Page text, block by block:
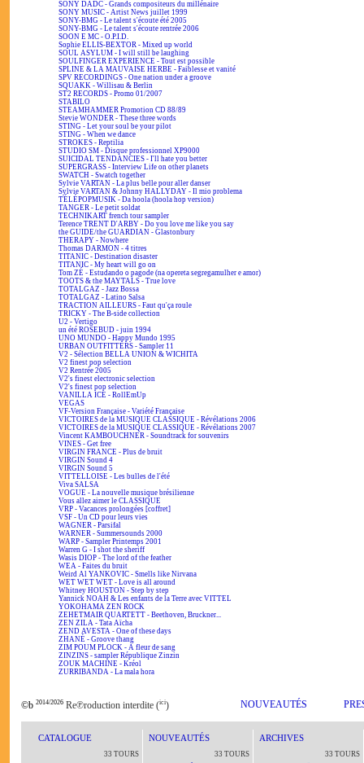
SONY DADC - Grands compositeurs du millénaire
SONY MUSIC - Artist News juillet 1999
SONY-BMG - Le talent s'écoute été 2005
SONY-BMG - Le talent s'écoute rentrée 2006
SOON E MC - O.P.I.D.
Sophie ELLIS-BEXTOR - Mixed up world
SOUL ASYLUM - I will still be laughing
SOULFINGER EXPERIENCE - Tout est possible
SPLINE & LA MAUVAISE HERBE - Faiblesse et vanité
SPV RECORDINGS - One nation under a groove
SQUAKK - Willisau & Berlin
ST2 RECORDS - Promo 01/2007
STABILO
STEAMHAMMER Promotion CD 88/89
Stevie WONDER - These three words
STING - Let your soul be your pilot
STING - When we dance
STROKES - Reptilia
STUDIO SM - Disque professionnel XP9000
SUICIDAL TENDANCIES - I'll hate you better
SUPERGRASS - Interview Life on other planets
SWATCH - Swatch together
Sylvie VARTAN - La plus belle pour aller danser
Sylvie VARTAN & Johnny HALLYDAY - Il mio problema
TÉLÉPOPMUSIK - Da hoola (hoola hop version)
TANGER - Le petit soldat
TECHNIKART french tour sampler
Terence TRENT D'ARBY - Do you love me like you say
the GUIDE/the GUARDIAN - Glastonbury
THERAPY - Nowhere
Thomas DARMON - 4 titres
TITANIC - Destination disaster
TITANIC - My heart will go on
Tom ZÉ - Estudando o pagode (na opereta segregamulher e amor)
TOOTS & the MAYTALS - True love
TOTALGAZ - Jazz Bossa
TOTALGAZ - Latino Salsa
TRACTION AILLEURS - Faut qu'ça roule
TRICKY - The B-side collection
U2 - Vertigo
un été ROSEBUD - juin 1994
UNO MUNDO - Happy Mundo 1995
URBAN OUTFITTERS - Sampler 11
V2 - Sélection BELLA UNION & WICHITA
V2 finest pop selection
V2 Rentrée 2005
V2's finest electronic selection
V2's finest pop selection
VANILLA ICE - RollEmUp
VEGAS
VF-Version Française - Variété Française
VICTOIRES de la MUSIQUE CLASSIQUE - Révélations 2006
VICTOIRES de la MUSIQUE CLASSIQUE - Révélations 2007
Vincent KAMBOUCHNER - Soundtrack for souvenirs
VINES - Get free
VIRGIN FRANCE - Plus de bruit
VIRGIN Sound 4
VIRGIN Sound 5
VITTELLOISE - Les bulles de l'été
Viva SALSA
VOGUE - La nouvelle musique brésilienne
Vous allez aimer le CLASSIQUE
VRP - Vacances prolongées [coffret]
VSF - Un CD pour leurs vies
WAGNER - Parsifal
WARNER - Summersounds 2000
WARP - Sampler Printemps 2001
Warren G - I shot the sheriff
Wasis DIOP - The lord of the feather
WEA - Faites du bruit
Weird Al YANKOVIC - Smells like Nirvana
WET WET WET - Love is all around
Whitney HOUSTON - Step by step
Yannick NOAH & Les enfants de la Terre avec VITTEL
YOKOHAMA ZEN ROCK
ZEHETMAIR QUARTETT - Beethoven, Bruckner...
ZEN ZILA - Tata Aïcha
ZEND AVESTA - One of these days
ZHANÉ - Groove thang
ZIM POUM PLOCK - A fleur de sang
ZINZINS - sampler République Zinzin
ZOUK MACHINE - Kréol
ZURRIBANDA - La mala hora
©b 2014/2026 Re℗roduction interdite (ici) NOUVEAUTÉS
CATALOGUE
33 TOURS
NOUVEAUTÉS
33 TOURS
ARCHIVES
33 TOURS